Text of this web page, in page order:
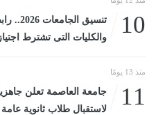
10
تنسيق
والكليات التى تشترط
منذ 13 يومًا
11
جامعة العاصمة تعلن
لاستقبال طلاب ثانوية عامة 2026